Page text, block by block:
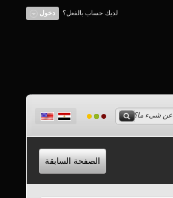
لديك حساب بالفعل؟ دخول
الصفحة السابقة